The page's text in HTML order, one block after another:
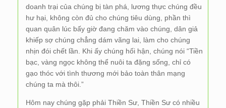
doanh trại của chúng bị tàn phá, lương thực chúng đều
hư hại, không còn đủ cho chúng tiêu dùng, phần thì
quan quân lúc bấy giờ đang chăm vào chúng, dân giả
khiếp sợ chúng chẳng dám vãng lai, làm cho chúng
nhịn đói chết lần. Khi ấy chúng hối hận, chúng nói “Tiền
bạc, vàng ngọc không thể nuôi ta đặng sống, chỉ có
gạo thóc với tình thương mới bảo toàn thân mạng
chúng ta mà thôi.”
Hôm nay chúng gặp phải Thiền Sư, Thiền Sư có nhiều